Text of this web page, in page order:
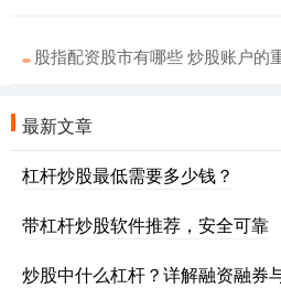
股指配资股市有哪些 炒股账户的
最新文章
杠杆炒股最低需要多少钱？
带杠杆炒股软件推荐，安全可靠
炒股中什么杠杆？详解融资融券